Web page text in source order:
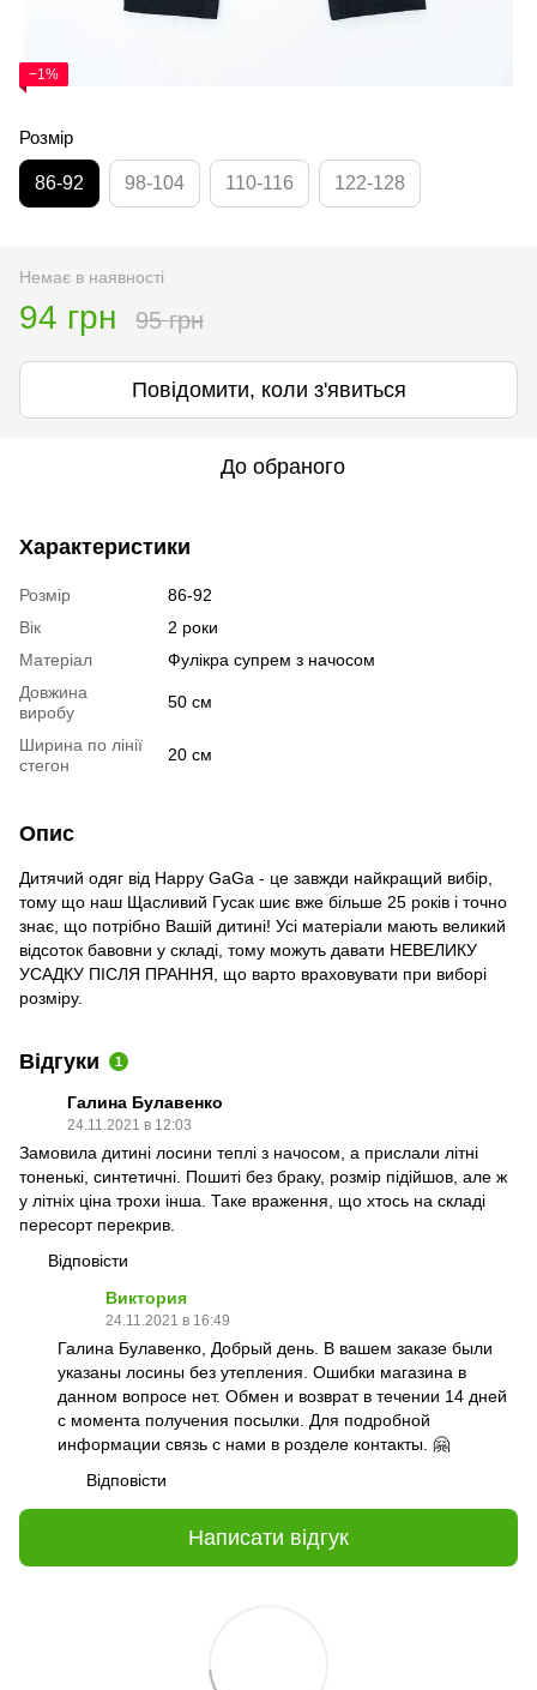
−1%
Розмір
86-92 98-104 110-116 122-128
Немає в наявності
94 грн 95 грн
Повідомити, коли з'явиться
До обраного
Характеристики
Розмір
86-92
Вік
2 роки
Матеріал
Фулікра супрем з начосом
Довжина
виробу
50 см
Ширина по лінії
стегон
20 см
Опис
Дитячий одяг від Happy GaGa - це завжди найкращий вибір,
тому що наш Щасливий Гусак шиє вже більше 25 років і точно
знає, що потрібно Вашій дитині! Усі матеріали мають великий
відсоток бавовни у складі, тому можуть давати НЕВЕЛИКУ
УСАДКУ ПІСЛЯ ПРАННЯ, що варто враховувати при виборі
розміру.
Відгуки 1
Галина Булавенко
24.11.2021 в 12:03
Замовила дитині лосини теплі з начосом, а прислали літні
тоненькі, синтетичні. Пошиті без браку, розмір підійшов, але ж
у літніх ціна трохи інша. Таке враження, що хтось на складі
пересорт перекрив.
Відповісти
Виктория
24.11.2021 в 16:49
Галина Булавенко, Добрый день. В вашем заказе были
указаны лосины без утепления. Ошибки магазина в
данном вопросе нет. Обмен и возврат в течении 14 дней
с момента получения посылки. Для подробной
информации связь с нами в розделе контакты. 🤗
Відповісти
Написати відгук